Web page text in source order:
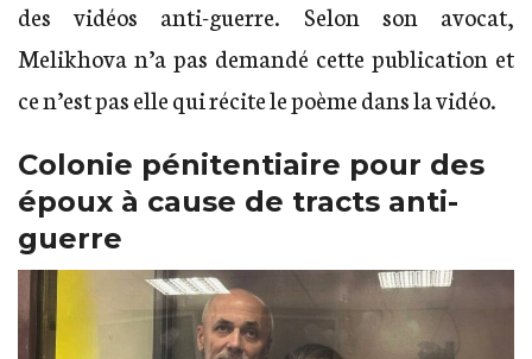
des vidéos anti-guerre. Selon son avocat,
Melikhova n’a pas demandé cette publication et
ce n’est pas elle qui récite le poème dans la vidéo.
Colonie pénitentiaire pour des
époux à cause de tracts anti-
guerre